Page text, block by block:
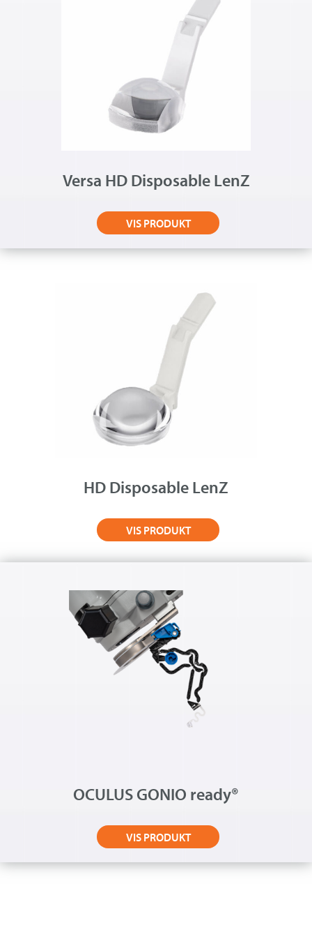
Versa HD Disposable LenZ
VIS PRODUKT
HD Disposable LenZ
VIS PRODUKT
OCULUS GONIO ready®
VIS PRODUKT